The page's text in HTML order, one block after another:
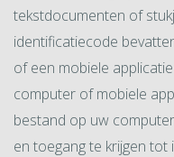
tekstdocumenten of
identificatiecode
of een mobiele
computer of mobiele
bestand op uw
en toegang te krijgen